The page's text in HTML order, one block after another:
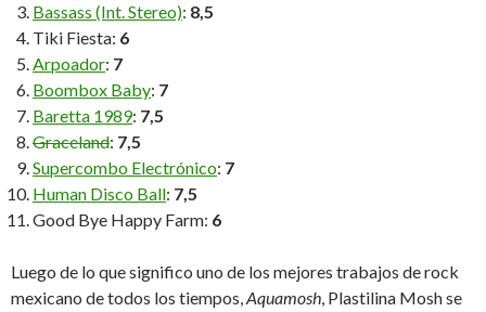
Bassass (Int. Stereo): 8,5
Tiki Fiesta: 6
Arpoador: 7
Boombox Baby: 7
Baretta 1989: 7,5
Graceland: 7,5
Supercombo Electrónico: 7
Human Disco Ball: 7,5
Good Bye Happy Farm: 6
Luego de lo que significo uno de los mejores trabajos de rock
mexicano de todos los tiempos,Aquamosh, Plastilina Mosh se